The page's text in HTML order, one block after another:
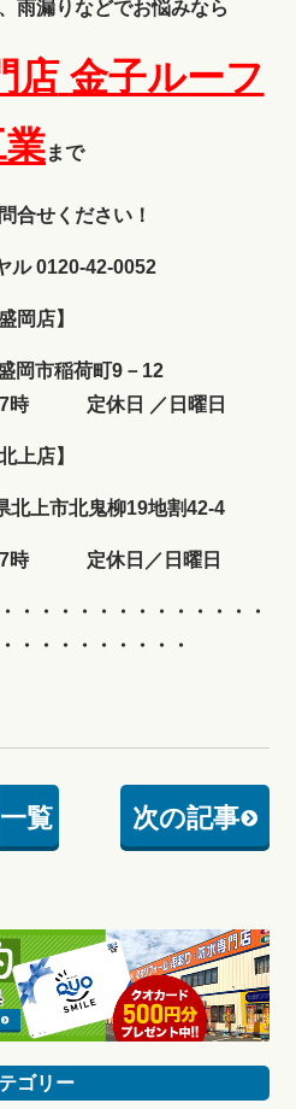
雨漏りなどでお悩みなら
店 金子ルーフ
まで
合せください！
ル 0120-42-0052
盛岡店】
岡市稲荷町9－12
時 定休日 ／ 日曜日
北上店】
上市北鬼柳19地割42-4
17時 定休日／日曜日
・・・・・・・・・・・・・
・・・・・・・・・
一覧 次の記事
ゴリー